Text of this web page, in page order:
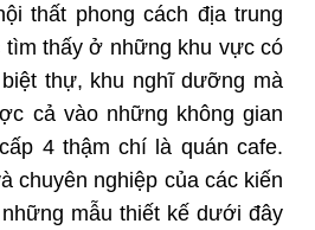
thất phong cách địa trung
thấy ở những khu vực có
thự, khu nghĩ dưỡng mà
cả vào những không gian
4 thậm chí là quán cafe.
chuyên nghiệp của các kiến
mẫu thiết kế dưới đây